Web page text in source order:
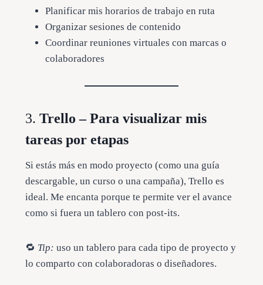
Planificar mis horarios de trabajo en ruta
Organizar sesiones de contenido
Coordinar reuniones virtuales con marcas o
colaboradores
3. Trello – Para visualizar mis
tareas por etapas
Si estás más en modo proyecto (como una guía
descargable, un curso o una campaña), Trello es
ideal. Me encanta porque te permite ver el avance
como si fuera un tablero con post-its.
🔁 Tip: uso un tablero para cada tipo de proyecto y
lo comparto con colaboradoras o diseñadores.